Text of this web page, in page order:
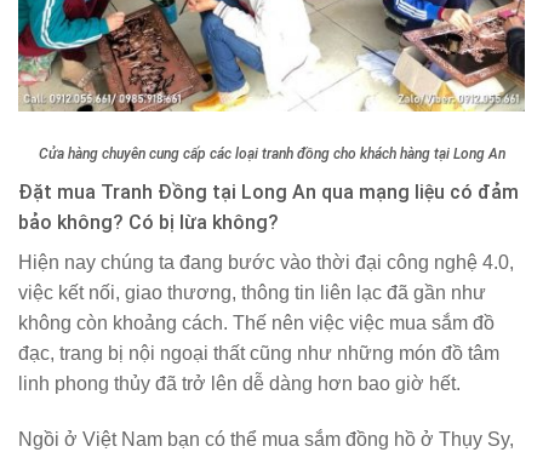
Cửa hàng chuyên cung cấp các loại tranh đồng cho khách hàng tại Long An
Đặt mua Tranh Đồng tại Long An qua mạng liệu có đảm
bảo không? Có bị lừa không?
Hiện nay chúng ta đang bước vào thời đại công nghệ 4.0,
việc kết nối, giao thương, thông tin liên lạc đã gần như
không còn khoảng cách. Thế nên việc việc mua sắm đồ
đạc, trang bị nội ngoại thất cũng như những món đồ tâm
linh phong thủy đã trở lên dễ dàng hơn bao giờ hết.
Ngồi ở Việt Nam bạn có thể mua sắm đồng hồ ở Thụy Sy,